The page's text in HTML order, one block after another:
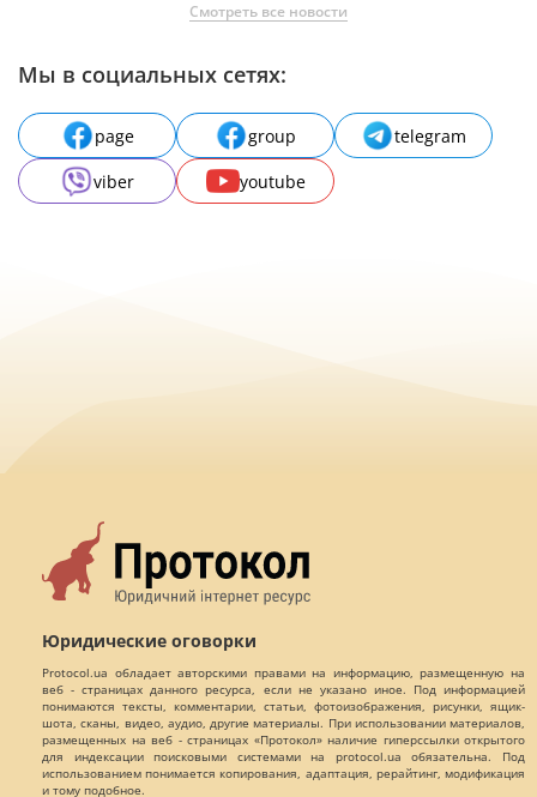
Смотреть все новости
Мы в социальных сетях:
page group
telegram
viber
youtube
Юридические оговорки
Protocol.ua обладает авторскими правами на информацию, размещенную на
веб - страницах данного ресурса, если не указано иное. Под информацией
понимаются тексты, комментарии, статьи, фотоизображения, рисунки, ящик-
шота, сканы, видео, аудио, другие материалы. При использовании материалов,
размещенных на веб - страницах «Протокол» наличие гиперссылки открытого
для индексации поисковыми системами на protocol.ua обязательна. Под
использованием понимается копирования, адаптация, рерайтинг, модификация
и тому подобное.